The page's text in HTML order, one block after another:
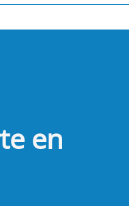
en